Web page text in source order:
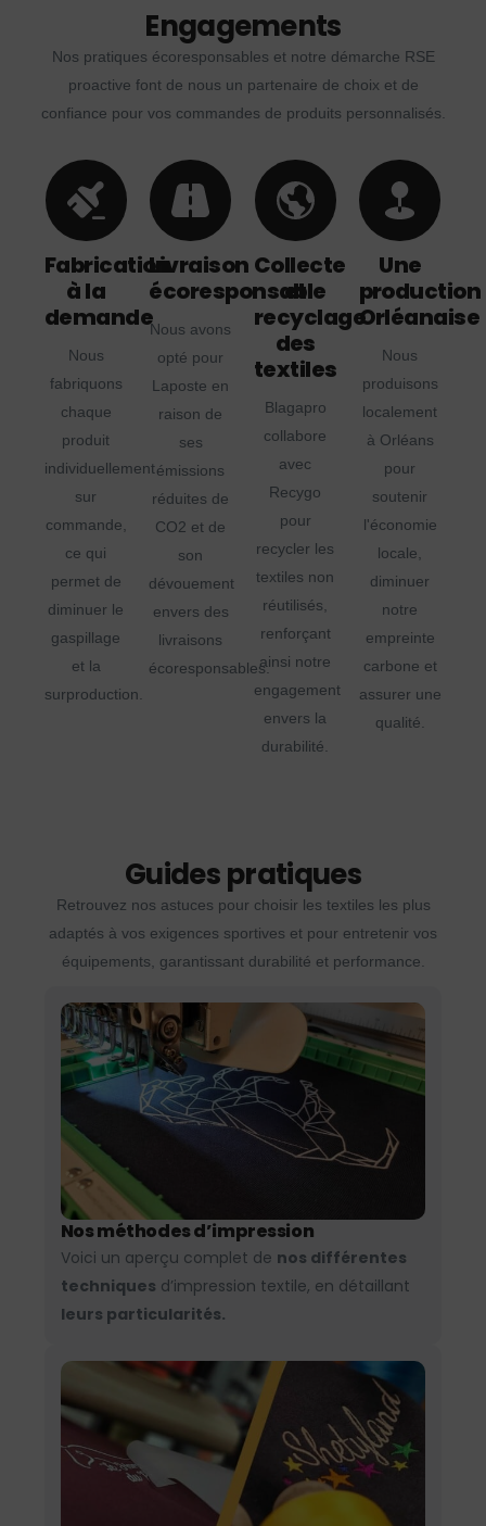
Engagements
Nos pratiques écoresponsables et notre démarche RSE
proactive font de nous un partenaire de choix et de
confiance pour vos commandes de produits personnalisés.
Fabrication
à la
demande
Nous
fabriquons
chaque
produit
individuellement
sur
commande,
ce qui
permet de
diminuer le
gaspillage
et la
surproduction.
Livraison
écoresponsable
Nous avons
opté pour
Laposte en
raison de
ses
émissions
réduites de
CO2 et de
son
dévouement
envers des
livraisons
écoresponsables.
Collecte
et
recyclage
des
textiles
Blagapro
collabore
avec
Recygo
pour
recycler les
textiles non
réutilisés,
renforçant
ainsi notre
engagement
envers la
durabilité.
Une
production
Orléanaise
Nous
produisons
localement
à Orléans
pour
soutenir
l'économie
locale,
diminuer
notre
empreinte
carbone et
assurer une
qualité.
Guides pratiques
Retrouvez nos astuces pour choisir les textiles les plus
adaptés à vos exigences sportives et pour entretenir vos
équipements, garantissant durabilité et performance.
Nos méthodes d’impression
Voici un aperçu complet de nos différentes
techniques d’impression textile, en détaillant
leurs particularités.